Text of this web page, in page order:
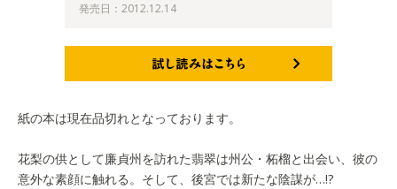
発売日：2012.12.14
紙の本は現在品切れとなっております。
花梨の供として廉貞州を訪れた翡翠は州公・柘榴と出会い、彼の
意外な素顔に触れる。そして、後宮では新たな陰謀が…!?